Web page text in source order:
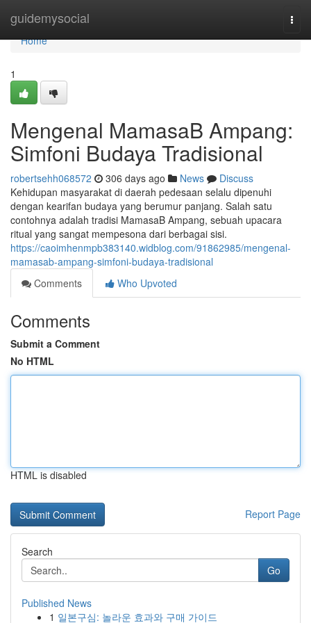
guidemysocial
Home
Home
1
Mengenal MamasaB Ampang:
Simfoni Budaya Tradisional
robertsehh068572 306 days ago News
Discuss
Kehidupan masyarakat di daerah pedesaan selalu dipenuhi
dengan kearifan budaya yang berumur panjang. Salah satu
contohnya adalah tradisi MamasaB Ampang, sebuah upacara
ritual yang sangat mempesona dari berbagai sisi.
https://caoimhenmpb383140.widblog.com/91862985/mengenal-
mamasab-ampang-simfoni-budaya-tradisional
Comments
Who Upvoted
Comments
Submit a Comment
No HTML
HTML is disabled
Report Page
Search
Go
Published News
1 일본구심: 놀라운 효과와 구매 가이드